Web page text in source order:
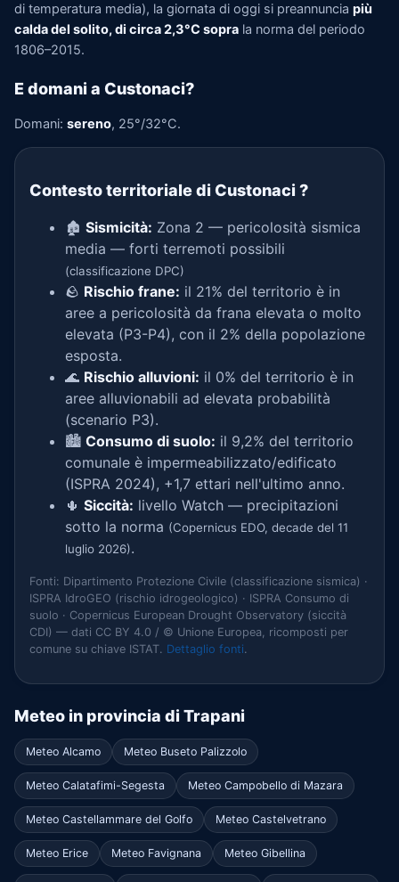
di temperatura media), la giornata di oggi si preannuncia più
calda del solito, di circa 2,3°C sopra la norma del periodo
1806–2015.
E domani a Custonaci?
Domani: sereno, 25°/32°C.
Contesto territoriale di Custonaci ?
🏚️ Sismicità: Zona 2 — pericolosità sismica
media — forti terremoti possibili
(classificazione DPC)
🪨 Rischio frane: il 21% del territorio è in
aree a pericolosità da frana elevata o molto
elevata (P3-P4), con il 2% della popolazione
esposta.
🌊 Rischio alluvioni: il 0% del territorio è in
aree alluvionabili ad elevata probabilità
(scenario P3).
🏙️ Consumo di suolo: il 9,2% del territorio
comunale è impermeabilizzato/edificato
(ISPRA 2024), +1,7 ettari nell'ultimo anno.
🌵 Siccità: livello Watch — precipitazioni
sotto la norma (Copernicus EDO, decade del 11
luglio 2026).
Fonti: Dipartimento Protezione Civile (classificazione sismica) ·
ISPRA IdroGEO (rischio idrogeologico) · ISPRA Consumo di
suolo · Copernicus European Drought Observatory (siccità
CDI) — dati CC BY 4.0 / © Unione Europea, ricomposti per
comune su chiave ISTAT. Dettaglio fonti.
Meteo in provincia di Trapani
Meteo Alcamo Meteo Buseto Palizzolo
Meteo Calatafimi-Segesta Meteo Campobello di Mazara
Meteo Castellammare del Golfo Meteo Castelvetrano
Meteo Erice Meteo Favignana Meteo Gibellina